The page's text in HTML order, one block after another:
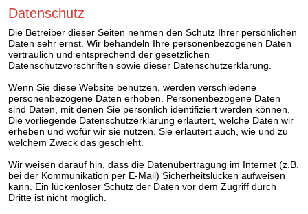
Datenschutz
Die Betreiber dieser Seiten nehmen den Schutz Ihrer persönlichen
Daten sehr ernst. Wir behandeln Ihre personenbezogenen Daten
vertraulich und entsprechend der gesetzlichen
Datenschutzvorschriften sowie dieser Datenschutzerklärung.
Wenn Sie diese Website benutzen, werden verschiedene
personenbezogene Daten erhoben. Personenbezogene Daten
sind Daten, mit denen Sie persönlich identifiziert werden können.
Die vorliegende Datenschutzerklärung erläutert, welche Daten wir
erheben und wofür wir sie nutzen. Sie erläutert auch, wie und zu
welchem Zweck das geschieht.
Wir weisen darauf hin, dass die Datenübertragung im Internet (z.B.
bei der Kommunikation per E-Mail) Sicherheitslücken aufweisen
kann. Ein lückenloser Schutz der Daten vor dem Zugriff durch
Dritte ist nicht möglich.